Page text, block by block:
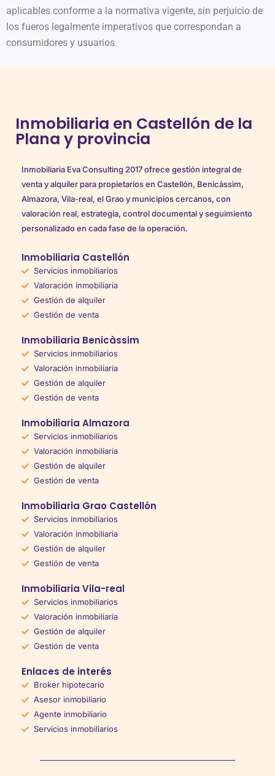
aplicables conforme a la normativa vigente, sin perjuicio de
los fueros legalmente imperativos que correspondan a
consumidores y usuarios.
Inmobiliaria en Castellón de la
Plana y provincia
Inmobiliaria Eva Consulting 2017 ofrece gestión integral de
venta y alquiler para propietarios en Castellón, Benicàssim,
Almazora, Vila-real, el Grao y municipios cercanos, con
valoración real, estrategia, control documental y seguimiento
personalizado en cada fase de la operación.
Inmobiliaria Castellón
Servicios inmobiliarios
Valoración inmobiliaria
Gestión de alquiler
Gestión de venta
Inmobiliaria Benicàssim
Servicios inmobiliarios
Valoración inmobiliaria
Gestión de alquiler
Gestión de venta
Inmobiliaria Almazora
Servicios inmobiliarios
Valoración inmobiliaria
Gestión de alquiler
Gestión de venta
Inmobiliaria Grao Castellón
Servicios inmobiliarios
Valoración inmobiliaria
Gestión de alquiler
Gestión de venta
Inmobiliaria Vila-real
Servicios inmobiliarios
Valoración inmobiliaria
Gestión de alquiler
Gestión de venta
Enlaces de interés
Broker hipotecario
Asesor inmobiliario
Agente inmobiliario
Servicios inmobiliarios